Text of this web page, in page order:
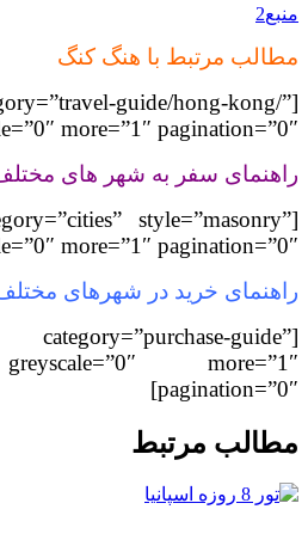
منبع2
مطالب مرتبط با هنگ کنگ
guide/hong-kong/”
more=”1″ pagination=”0″]
راهنمای سفر به شهر های
style=”masonry”
more=”1″ pagination=”0″]
راهنمای خرید در شهرهای
guide”
more=”1″
pagination=”0″]
مطالب مرتبط